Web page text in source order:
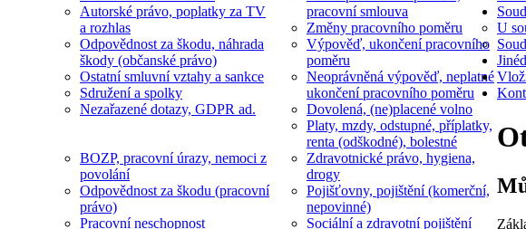
Autorské právo, poplatky za TV
a rozhlas
Odpovědnost za škodu, náhrada
škody (občanské právo)
Ostatní smluvní vztahy a sankce
Sdružení a spolky
Nezařazené dotazy, GDPR ad.
pracovní smlouva
Změny pracovního poměru
Výpověď, ukončení pracovního
poměru
Neoprávněná výpověď, neplatné
ukončení pracovního poměru
Dovolená, (ne)placené volno
Platy, mzdy, odstupné, příplatky,
renta (odškodné), bolestné
BOZP, pracovní úrazy, nemoci z
povolání
Odpovědnost za škodu (pracovní
právo)
Pracovní neschopnost
Zdravotnické právo, hygiena,
drogy
Pojišťovny, pojištění (komerční,
nepovinné)
Sociální a zdravotní pojištění
Soud
U
Jiné